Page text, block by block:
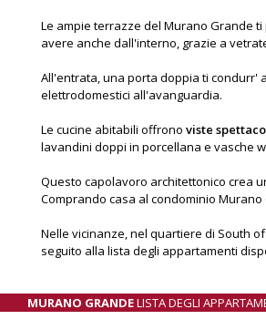
Le ampie terrazze del Murano Grande
avere anche dall'interno, grazie a
All'entrata, una porta doppia ti condurr'
elettrodomestici all'avanguardia.
Le cucine abitabili offrono viste
lavandini doppi in porcellana e vasche
Questo capolavoro architettonico crea
Comprando casa al condominio
Nelle vicinanze, nel quartiere di South
seguito alla lista degli appartamenti
MURANO GRANDELISTA DEGLI